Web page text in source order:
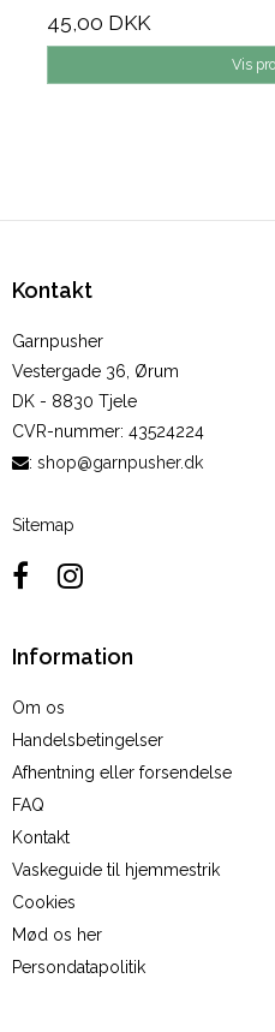
45,00 DKK
Vis
Kontakt
Garnpusher
Vestergade 36, Ørum
DK - 8830 Tjele
CVR-nummer: 43524224
: shop@garnpusher.dk
Sitemap
Information
Om os
Handelsbetingelser
Afhentning eller forsendelse
FAQ
Kontakt
Vaskeguide til hjemmestrik
Cookies
Mød os her
Persondatapolitik